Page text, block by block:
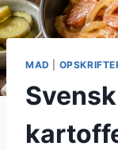
MAD